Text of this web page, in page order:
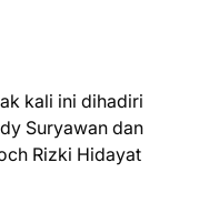
kali ini dihadiri
Suryawan dan
Rizki Hidayat